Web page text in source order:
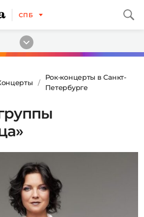
СПБ
Рок-концерты в Санкт-
Петербурге